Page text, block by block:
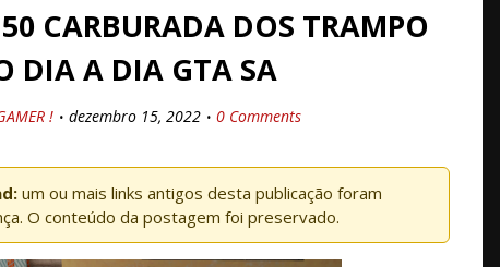
CARBURADA DOS TRAMPO
DIA A DIA GTA SA
! dezembro 15, 2022 0 Comments
um ou mais links antigos desta publicação foram
O conteúdo da postagem foi preservado.